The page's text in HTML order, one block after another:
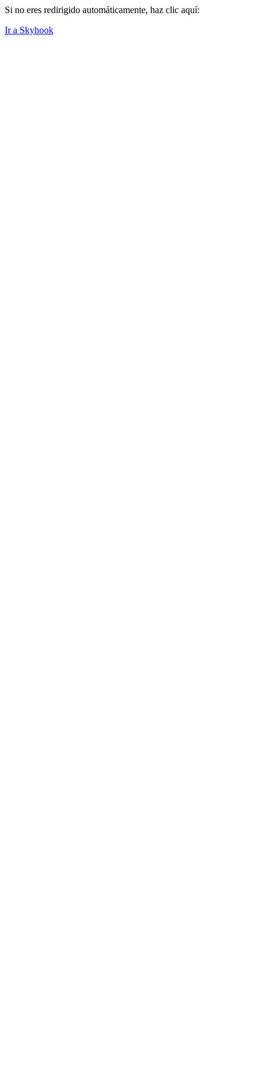
Si no eres redirigido automáticamente, haz clic aquí:
Ir a Skyhook